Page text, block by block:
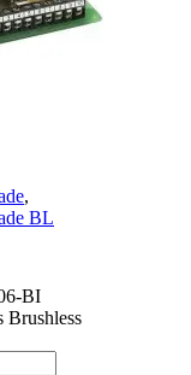
,
BL
BI
Brushless